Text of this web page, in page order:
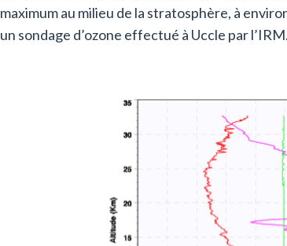
maximum au milieu de la stratosphère, à
un sondage d’ozone effectué à Uccle par l’IRM.